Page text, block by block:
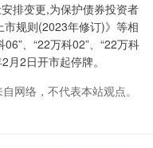
排变更,为保护债券投资者
规则(2023年修订)》等相
、“22万科02”、“22万科
月2日开市起停牌。
网络，不代表本站观点。